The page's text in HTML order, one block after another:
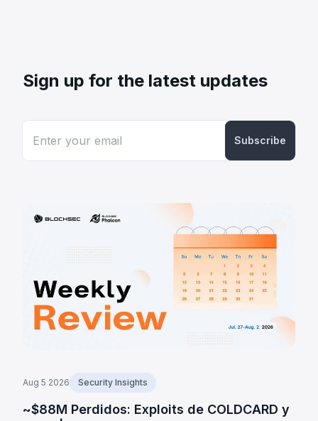
Sign up for the latest updates
Subscribe
Aug 5 2026 Security Insights
~$88M Perdidos: Exploits de COLDCARD y